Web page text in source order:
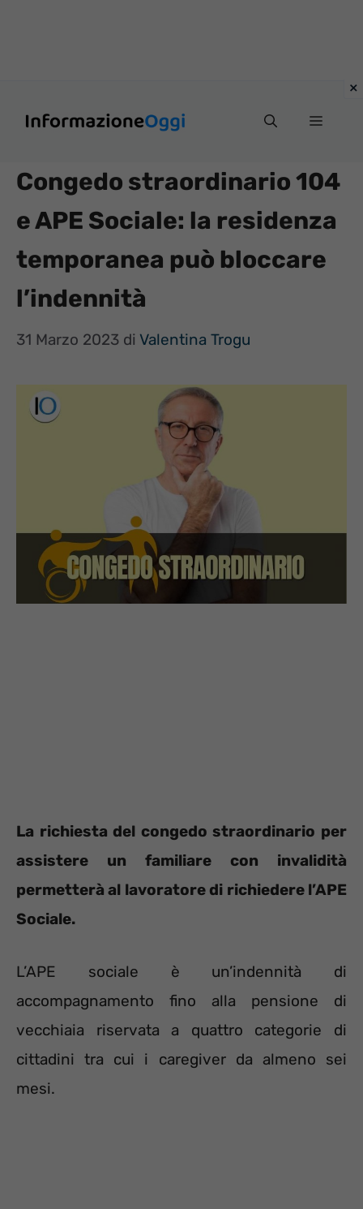
Menu
Congedo straordinario 104
e APE Sociale: la residenza
temporanea può bloccare
l’indennità
31 Marzo 2023 di Valentina Trogu
La richiesta del congedo straordinario per
assistere un familiare con invalidità
permetterà al lavoratore di richiedere l’APE
Sociale.
L’APE sociale è un’indennità di
accompagnamento fino alla pensione di
vecchiaia riservata a quattro categorie di
cittadini tra cui i caregiver da almeno sei
mesi.